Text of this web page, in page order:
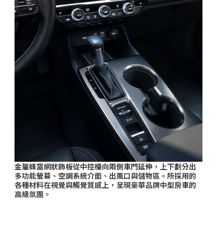
金屬蜂窩網狀飾板從中控檯向兩側車門延伸，上下劃分出
多功能螢幕、空調系統介面、出風口與儲物區。所採用的
各種材料在視覺與觸覺質感上，呈現豪華品牌中型房車的
高級氛圍。